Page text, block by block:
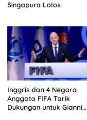
Singapura Lolos
Inggris dan 4 Negara
Anggota FIFA Tarik
Dukungan untuk Gianni